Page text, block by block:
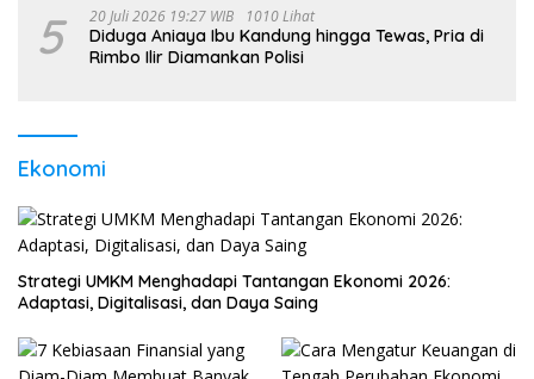
5 20 Juli 2026 19:27 WIB 1010 Lihat
Diduga Aniaya Ibu Kandung hingga Tewas, Pria di
Rimbo Ilir Diamankan Polisi
Ekonomi
Strategi UMKM Menghadapi Tantangan Ekonomi 2026:
Adaptasi, Digitalisasi, dan Daya Saing